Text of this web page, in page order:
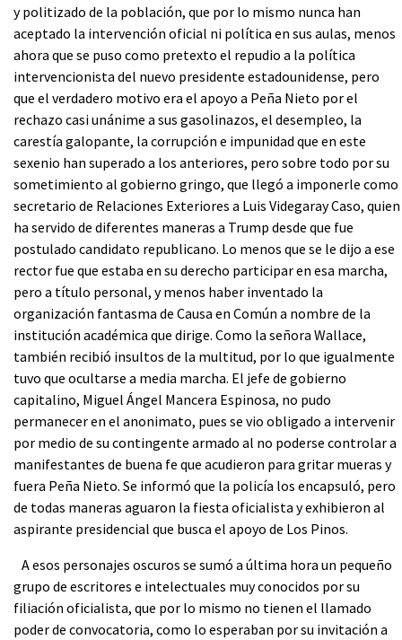
y politizado de la población, que por lo mismo nunca han
aceptado la intervención oficial ni política en sus aulas, menos
ahora que se puso como pretexto el repudio a la política
intervencionista del nuevo presidente estadounidense, pero
que el verdadero motivo era el apoyo a Peña Nieto por el
rechazo casi unánime a sus gasolinazos, el desempleo, la
carestía galopante, la corrupción e impunidad que en este
sexenio han superado a los anteriores, pero sobre todo por su
sometimiento al gobierno gringo, que llegó a imponerle como
secretario de Relaciones Exteriores a Luis Videgaray Caso, quien
ha servido de diferentes maneras a Trump desde que fue
postulado candidato republicano. Lo menos que se le dijo a ese
rector fue que estaba en su derecho participar en esa marcha,
pero a título personal, y menos haber inventado la
organización fantasma de Causa en Común a nombre de la
institución académica que dirige. Como la señora Wallace,
también recibió insultos de la multitud, por lo que igualmente
tuvo que ocultarse a media marcha. El jefe de gobierno
capitalino, Miguel Ángel Mancera Espinosa, no pudo
permanecer en el anonimato, pues se vio obligado a intervenir
por medio de su contingente armado al no poderse controlar a
manifestantes de buena fe que acudieron para gritar mueras y
fuera Peña Nieto. Se informó que la policía los encapsuló, pero
de todas maneras aguaron la fiesta oficialista y exhibieron al
aspirante presidencial que busca el apoyo de Los Pinos.
A esos personajes oscuros se sumó a última hora un pequeño
grupo de escritores e intelectuales muy conocidos por su
filiación oficialista, que por lo mismo no tienen el llamado
poder de convocatoria, como lo esperaban por su invitación a